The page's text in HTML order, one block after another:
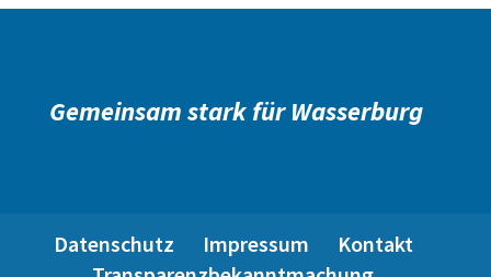
Gemeinsam stark für Wasserburg
Datenschutz Impressum
Kontakt